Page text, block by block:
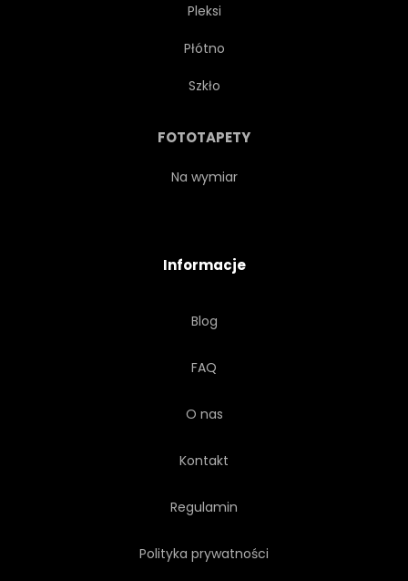
PARTY
Pleksi
Płótno
Szkło
FOTOTAPETY
Na wymiar
Informacje
Blog
FAQ
O nas
Kontakt
Regulamin
Polityka prywatności